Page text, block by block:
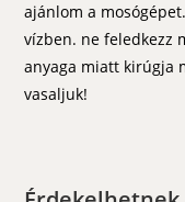
ajánlom a
vízben. ne feledkezz
anyaga miatt kirúgja
vasaljuk!